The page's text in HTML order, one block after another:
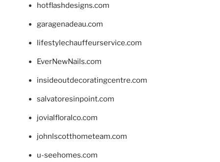
hotflashdesigns.com
garagenadeau.com
lifestylechauffeurservice.com
EverNewNails.com
insideoutdecoratingcentre.com
salvatoresinpoint.com
jovialfloralco.com
johnlscotthometeam.com
u-seehomes.com